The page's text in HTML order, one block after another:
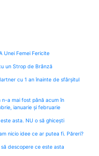
Unei Femei Fericite
un Strop de Brânză
cu 1 an înainte de sfârșitul
n-a mai fost până acum în
ianuarie și februarie
asta. NU o să ghicești
nicio idee ce ar putea fi. Păreri?
descopere ce este asta